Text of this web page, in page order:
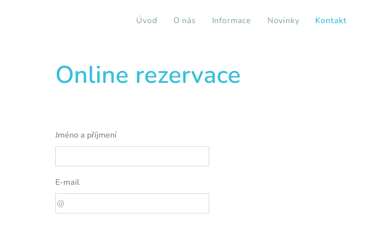
Úvod O nás Informace Novinky Kontakt
Online rezervace
Jméno a příjmení
E-mail